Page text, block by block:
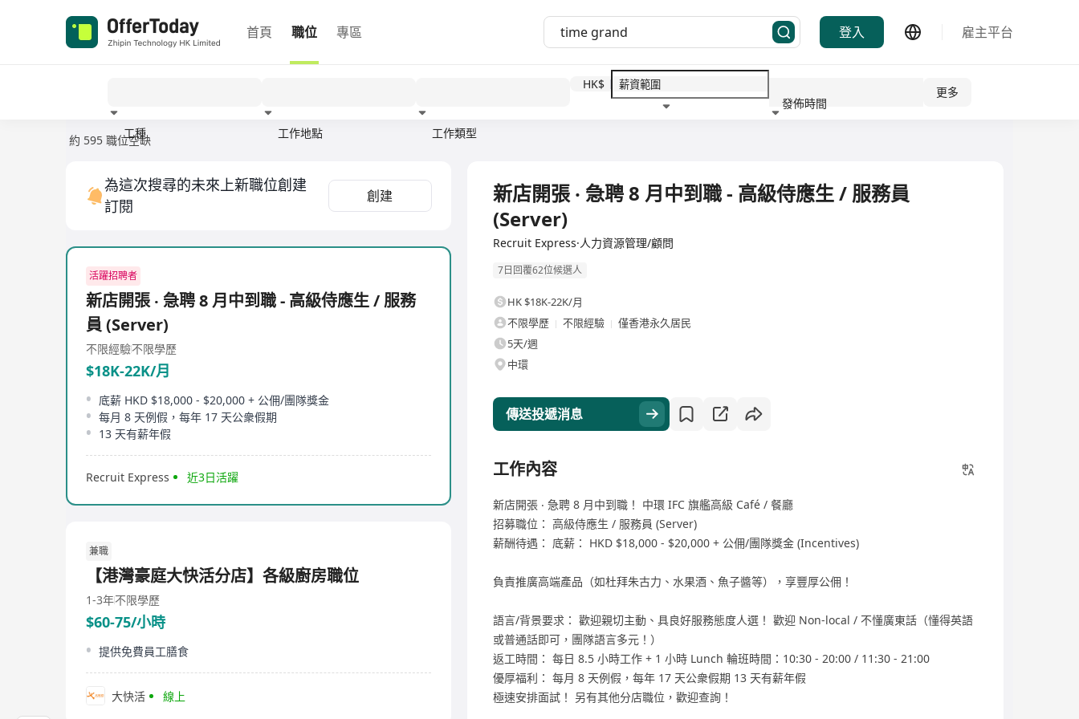
首頁 職位 專區 登入 雇主平台
工種 工作地點 工作類型
HK$
發佈時間
更多
約 595 職位空缺
為這次搜尋的未來上新職位創建
訂閱
創建
活躍招聘者
新店開張 ‧ 急聘 8 月中到職 - 高級侍應生 / 服務
員 (Server)
不限經驗不限學歷
$18K-22K/月
底薪 HKD $18,000 - $20,000 + 公佣/團隊獎金
每月 8 天例假，每年 17 天公衆假期
13 天有薪年假
Recruit Express 近3日活躍
兼職
【港灣豪庭大快活分店】各級廚房職位
1-3年不限學歷
$60-75/小時
提供免費員工膳食
大快活 線上
新店開張 ‧ 急聘 8 月中到職 - 高級侍應生 / 服務員
(Server)
Recruit Express·人力資源管理/顧問
7日回覆62位候選人
HK $18K-22K/月
不限學歷
不限經驗
僅香港永久居民
5天/週
中環
傳送投遞消息
工作內容
新店開張 ‧ 急聘 8 月中到職！ 中環 IFC 旗艦高級 Café / 餐廳
招募職位： 高級侍應生 / 服務員 (Server)
薪酬待遇： 底薪： HKD $18,000 - $20,000 + 公佣/團隊獎金 (Incentives)
負責推廣高端產品（如杜拜朱古力、水果酒、魚子醬等），享豐厚公佣！
語言/背景要求： 歡迎親切主動、具良好服務態度人選！ 歡迎 Non-local / 不懂廣東話（懂得英語
或普通話即可，團隊語言多元！）
返工時間： 每日 8.5 小時工作 + 1 小時 Lunch 輪班時間：10:30 - 20:00 / 11:30 - 21:00
優厚福利： 每月 8 天例假，每年 17 天公衆假期 13 天有薪年假
極速安排面試！ 另有其他分店職位，歡迎查詢！